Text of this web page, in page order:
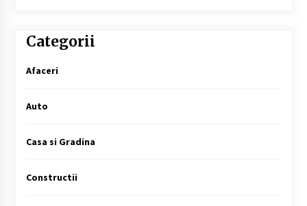
Categorii
Afaceri
Auto
Casa si Gradina
Constructii